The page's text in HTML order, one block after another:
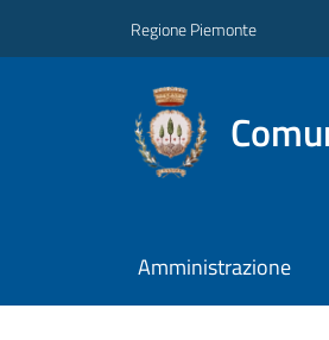
Regione Piemonte
Amministrazione